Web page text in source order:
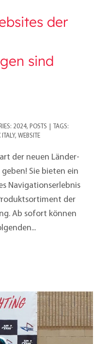
der
sind
2024, POSTS
TAGS:
ITALY, WEBSITE
der neuen Länder-
Sie bieten ein
Navigationserlebnis
der
Ab sofort können